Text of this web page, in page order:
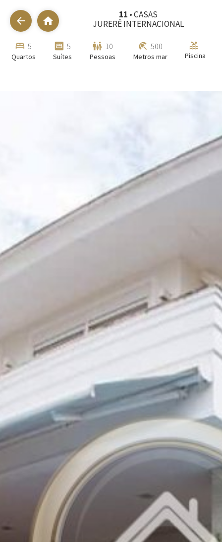
arrow_back home
11 • CASAS
JURERÊ INTERNACIONAL
bed 5
Quartos
bedroom_parent 5
Suítes
family_restroom 10
Pessoas
beach_access 500
Metros mar
pool
Piscina